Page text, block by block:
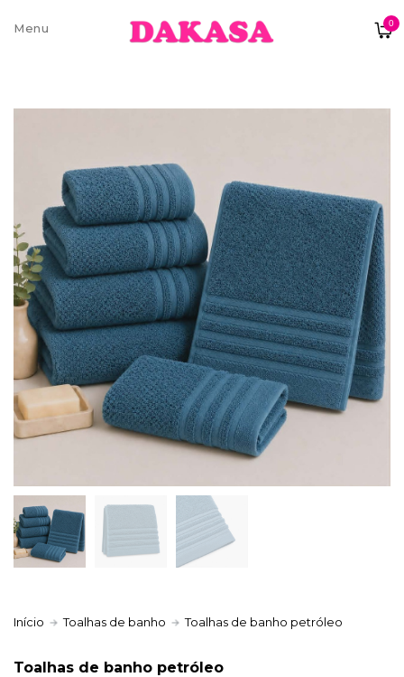
0
Sobre nós
Pagamentos e Envios
Trocas e Devoluções
Termos e condições
Política de Privacidade
Início Toalhas de banho Toalhas de banho petróleo
Toalhas de banho petróleo